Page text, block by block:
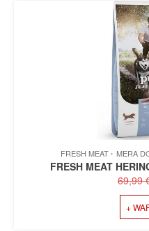
FRESH MEAT MERA
FRESH MEAT
69,99
+